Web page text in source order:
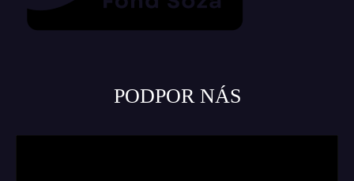
PODPOR NÁS